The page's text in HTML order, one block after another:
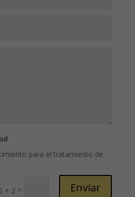
para el tratamiento de
+ 2 = Enviar